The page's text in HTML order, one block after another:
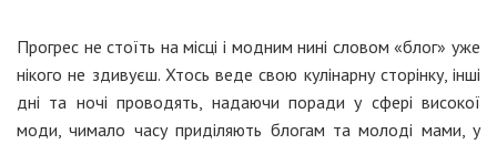
Прогрес не стоїть на місці і модним нині словом «блог» уже
нікого не здивуєш. Хтось веде свою кулінарну сторінку, інші
дні та ночі проводять, надаючи поради у сфері високої
моди, чимало часу приділяють блогам та молоді мами, у